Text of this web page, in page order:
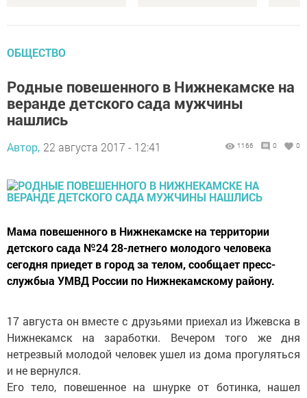
ОБЩЕСТВО
Родные повешенного в Нижнекамске на
веранде детского сада мужчины
нашлись
Автор, 22 августа 2017 - 12:41 1166 0 0
Мама повешенного в Нижнекамске на территории
детского сада №24 28-летнего молодого человека
сегодня приедет в город за телом, сообщает пресс-
службыа УМВД России по Нижнекамскому району.
17 августа он вместе с друзьями приехал из Ижевска в
Нижнекамск на заработки. Вечером того же дня
нетрезвый молодой человек ушел из дома прогуляться
и не вернулся.
Его тело, повешенное на шнурке от ботинка, нашел